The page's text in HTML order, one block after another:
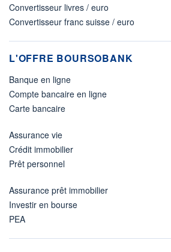
Convertisseur livres / euro
Convertisseur franc suisse / euro
L'OFFRE BOURSOBANK
Banque en ligne
Compte bancaire en ligne
Carte bancaire
Assurance vie
Crédit immobilier
Prêt personnel
Assurance prêt immobilier
Investir en bourse
PEA